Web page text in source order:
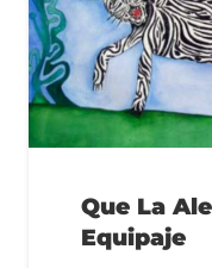
Que La
Equipaje